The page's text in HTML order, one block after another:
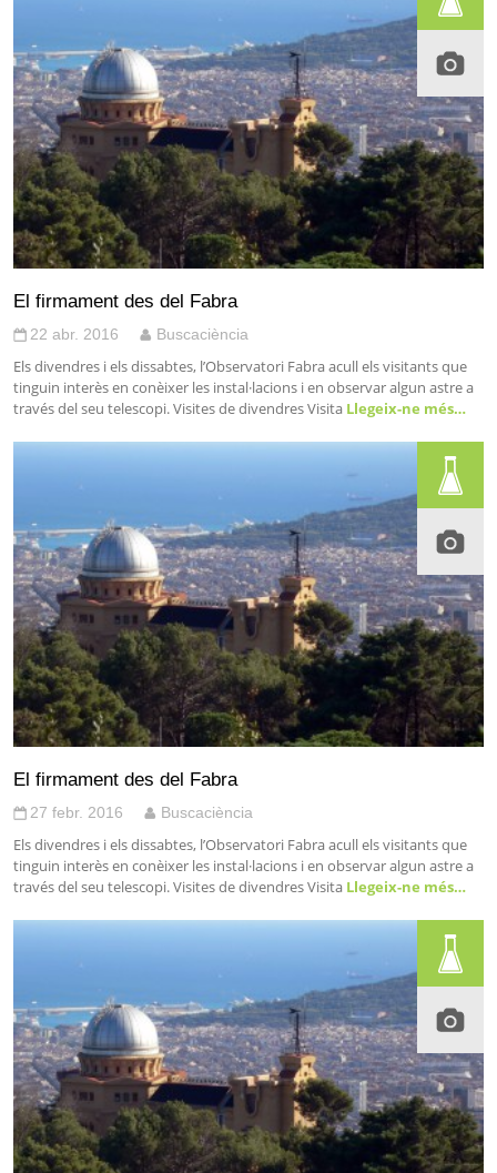
El firmament des del Fabra
22 abr. 2016 Buscaciència
Els divendres i els dissabtes, l’Observatori Fabra acull els visitants que
tinguin interès en conèixer les instal·lacions i en observar algun astre a
través del seu telescopi. Visites de divendres Visita Llegeix-ne més…
El firmament des del Fabra
27 febr. 2016 Buscaciència
Els divendres i els dissabtes, l’Observatori Fabra acull els visitants que
tinguin interès en conèixer les instal·lacions i en observar algun astre a
través del seu telescopi. Visites de divendres Visita Llegeix-ne més…